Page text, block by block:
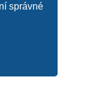
správné